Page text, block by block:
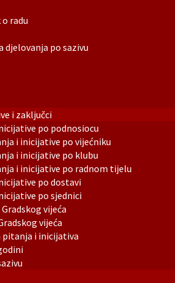
radu
po sazivu
i zaključci
po podnosiocu
i inicijative po vijećniku
i inicijative po klubu
i inicijative po radnom tijelu
po dostavi
po sjednici
vijeća
vijeća
i inicijativa